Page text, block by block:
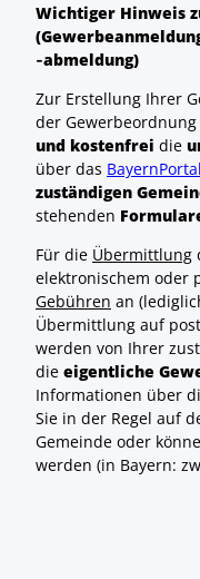
Wichtiger Hinweis
‑abmeldung)
Zur Erstellung Ihrer
der Gewerbeordnung
und kostenfrei die
über das BayernPortal
zuständigen
stehenden
Für die Übermittlung
elektronischem oder
Gebühren an
Übermittlung auf
werden von Ihrer
die eigentliche
Informationen über
Sie in der Regel auf
Gemeinde oder
werden (in Bayern: